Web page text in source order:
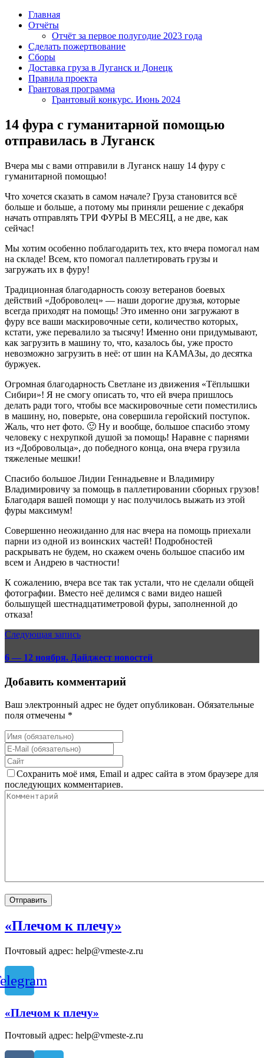
Главная
Отчёты
Отчёт за первое полугодие 2023 года
Сделать пожертвование
Сборы
Доставка груза в Луганск и Донецк
Правила проекта
Грантовая программа
Грантовый конкурс. Июнь 2024
14 фура с гуманитарной помощью
отправилась в Луганск
Вчера мы с вами отправили в Луганск нашу 14 фуру с
гуманитарной помощью!
Что хочется сказать в самом начале? Груза становится всё
больше и больше, а потому мы приняли решение с декабря
начать отправлять ТРИ ФУРЫ В МЕСЯЦ, а не две, как
сейчас!
Мы хотим особенно поблагодарить тех, кто вчера помогал нам
на складе! Всем, кто помогал паллетировать грузы и
загружать их в фуру!
Традиционная благодарность союзу ветеранов боевых
действий «Доброволец» — наши дорогие друзья, которые
всегда приходят на помощь! Это именно они загружают в
фуру все ваши маскировочные сети, количество которых,
кстати, уже перевалило за тысячу! Именно они придумывают,
как загрузить в машину то, что, казалось бы, уже просто
невозможно загрузить в неё: от шин на КАМАЗы, до десятка
буржуек.
Огромная благодарность Светлане из движения «Тёплышки
Сибири»! Я не смогу описать то, что ей вчера пришлось
делать ради того, чтобы все маскировочные сети поместились
в машину, но, поверьте, она совершила геройский поступок.
Жаль, что нет фото. 🙂 Ну и вообще, большое спасибо этому
человеку с нехрупкой душой за помощь! Наравне с парнями
из «Добровольца», до победного конца, она вчера грузила
тяжеленые мешки!
Спасибо большое Лидии Геннадьевне и Владимиру
Владимировичу за помощь в паллетировании сборных грузов!
Благодаря вашей помощи у нас получилось выжать из этой
фуры максимум!
Совершенно неожиданно для нас вчера на помощь приехали
парни из одной из воинских частей! Подробностей
раскрывать не будем, но скажем очень большое спасибо им
всем и Андрею в частности!
К сожалению, вчера все так так устали, что не сделали общей
фотографии. Вместо неё делимся с вами видео нашей
большущей шестнадцатиметровой фуры, заполненной до
отказа!
Следующая запись
6 — 12 ноября. Дайджест новостей
Добавить комментарий
Ваш электронный адрес не будет опубликован. Обязательные
поля отмечены *
Сохранить моё имя, Email и адрес сайта в этом браузере для
последующих комментариев.
«Плечом к плечу»
Почтовый адрес: help@vmeste-z.ru
«Плечом к плечу»
Почтовый адрес: help@vmeste-z.ru